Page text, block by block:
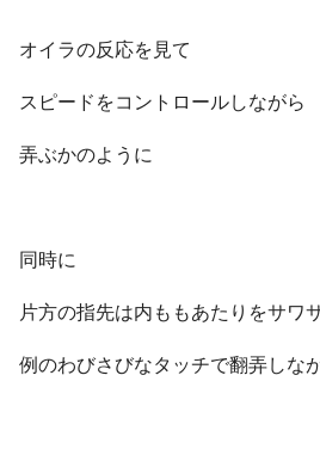
オイラの反応を見て
スピードをコントロールしながら
弄ぶかのように
同時に
片方の指先は内ももあたりをサワ
例のわびさびなタッチで翻弄しな